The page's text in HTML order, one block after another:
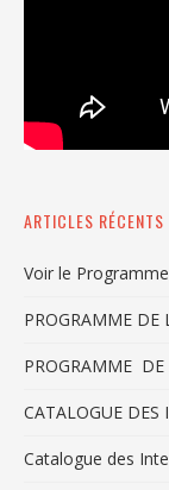
ARTICLES RÉCENTS
Voir le Programme
PROGRAMME DE
PROGRAMME
CATALOGUE DES
Catalogue des